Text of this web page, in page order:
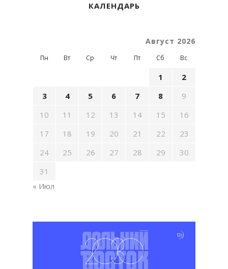
КАЛЕНДАРЬ
Август 2026
Пн Вт Ср Чт Пт Сб Вс
1
2
3
4 5 6 7 8
9
10
11 12 13 14 15
16
17
18 19 20 21 22
23
24
25 26 27 28 29
30
31
« Июл